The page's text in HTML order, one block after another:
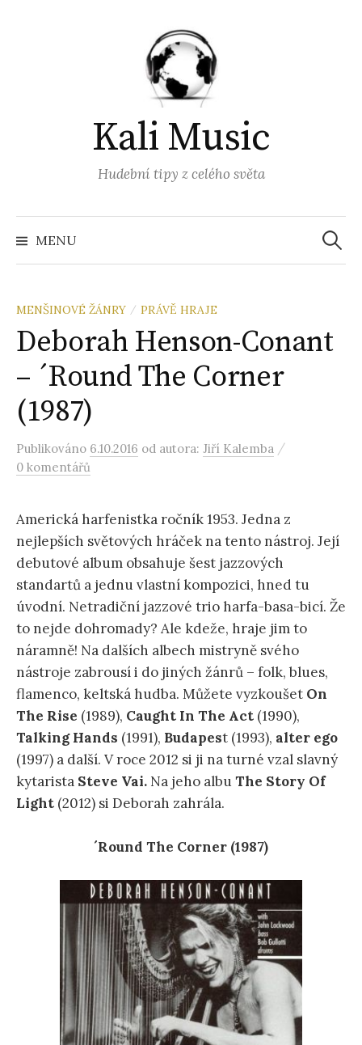
Kali Music
Hudební tipy z celého světa
MENU
MENŠINOVÉ ŽÁNRY / PRÁVĚ HRAJE
Deborah Henson-Conant
– ´Round The Corner
(1987)
Publikováno 6.10.2016 od autora: Jiří Kalemba /
0 komentářů
Americká harfenistka ročník 1953. Jedna z
nejlepších světových hráček na tento nástroj. Její
debutové album obsahuje šest jazzových
standartů a jednu vlastní kompozici, hned tu
úvodní. Netradiční jazzové trio harfa-basa-bicí. Že
to nejde dohromady? Ale kdeže, hraje jim to
náramně! Na dalších albech mistryně svého
nástroje zabrousí i do jiných žánrů – folk, blues,
flamenco, keltská hudba. Můžete vyzkoušet On
The Rise (1989), Caught In The Act (1990),
Talking Hands (1991), Budapest (1993), alter ego
(1997) a další. V roce 2012 si ji na turné vzal slavný
kytarista Steve Vai. Na jeho albuThe Story Of
Light (2012) si Deborah zahrála.
´Round The Corner (1987)